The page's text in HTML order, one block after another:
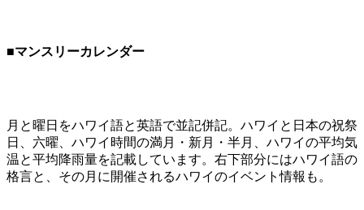
■マンスリーカレンダー
月と曜日をハワイ語と英語で並記併記。ハワイと日本の祝祭
日、六曜、ハワイ時間の満月・新月・半月、ハワイの平均気
温と平均降雨量を記載しています。右下部分にはハワイ語の
格言と、その月に開催されるハワイのイベント情報も。